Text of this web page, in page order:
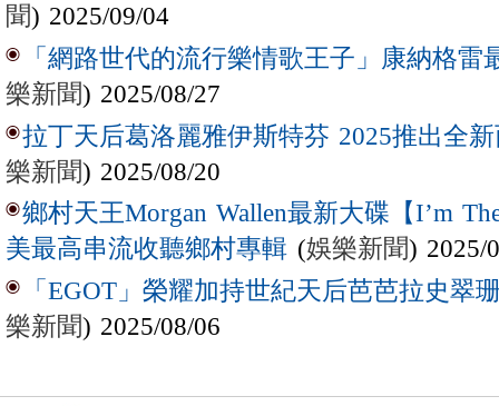
聞) 2025/09/04
「網路世代的流行樂情歌王子」康納格雷
樂新聞) 2025/08/27
拉丁天后葛洛麗雅伊斯特芬 2025推出全新
樂新聞) 2025/08/20
鄉村天王Morgan Wallen最新大碟【I’m
美最高串流收聽鄉村專輯 (娛樂新聞) 2025/
「EGOT」榮耀加持世紀天后芭芭拉史翠
樂新聞) 2025/08/06